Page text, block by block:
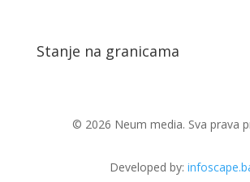
Stanje na granicama
© 2026 Neum media. Sva prava
Developed by: